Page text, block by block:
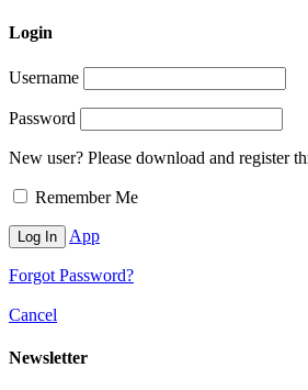
Login
Username
Password
New user? Please download and register
Remember Me
App
Forgot Password?
Cancel
Newsletter